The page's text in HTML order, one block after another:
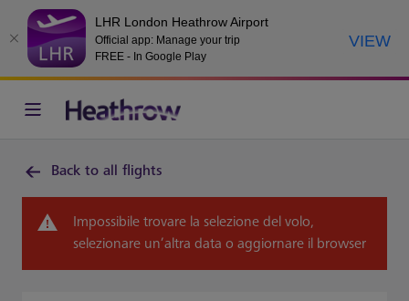
LHR London Heathrow Airport
Official app: Manage your trip
FREE - In Google Play
VIEW
Back to all flights
Impossibile trovare la selezione del volo,
selezionare un’altra data o aggiornare il browser